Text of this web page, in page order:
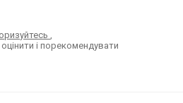
,
і порекомендувати